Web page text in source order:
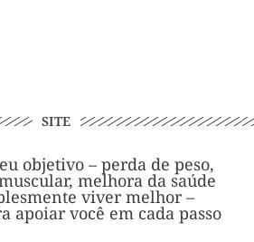
SITE
objetivo – perda de peso,
melhora da saúde
viver melhor –
apoiar você em cada passo